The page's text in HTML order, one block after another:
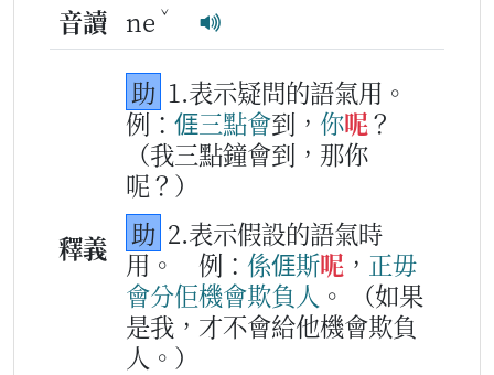
音讀 ne ˇ
釋義
助 1.表示疑問的語氣用。
例： 𠊎三點會到， 你呢？
（我三點鐘會到，那你
呢？）
助 2.表示假設的語氣時
用。
例： 係𠊎斯呢 ， 正毋
會分佢機會欺負 人 。
（如果
是我，才不會給他機會欺負
人。）